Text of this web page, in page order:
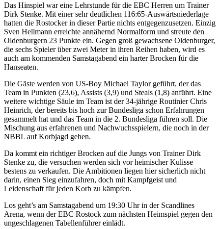
Das Hinspiel war eine Lehrstunde für die EBC Herren um Trainer
Dirk Stenke. Mit einer sehr deutlichen 116:65-Auswärtsniederlage
hatten die Rostocker in dieser Partie nichts entgegenzusetzen. Einzig
Sven Hellmann erreichte annähernd Normalform und streute den
Oldenburgern 23 Punkte ein. Gegen groß gewachsene Oldenburger,
die sechs Spieler über zwei Meter in ihren Reihen haben, wird es
auch am kommenden Samstagabend ein harter Brocken für die
Hanseaten.
Die Gäste werden von US-Boy Michael Taylor geführt, der das
Team in Punkten (23,6), Assists (3,9) und Steals (1,8) anführt. Eine
weitere wichtige Säule im Team ist der 34-jährige Routinier Chris
Heinrich, der bereits bis hoch zur Bundesliga schon Erfahrungen
gesammelt hat und das Team in die 2. Bundesliga führen soll. Die
Mischung aus erfahrenen und Nachwuchsspielern, die noch in der
NBBL auf Korbjagd gehen.
Da kommt ein richtiger Brocken auf die Jungs von Trainer Dirk
Stenke zu, die versuchen werden sich vor heimischer Kulisse
bestens zu verkaufen. Die Ambitionen liegen hier sicherlich nicht
darin, einen Sieg einzufahren, doch mit Kampfgeist und
Leidenschaft für jeden Korb zu kämpfen.
Los geht’s am Samstagabend um 19:30 Uhr in der Scandlines
Arena, wenn der EBC Rostock zum nächsten Heimspiel gegen den
ungeschlagenen Tabellenführer einlädt.